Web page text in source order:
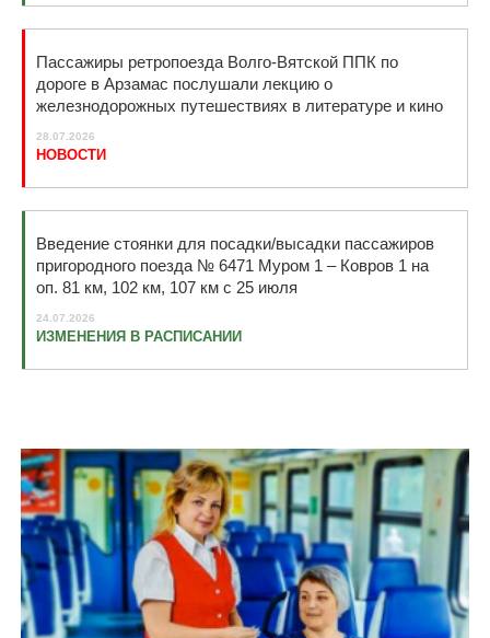
Пассажиры ретропоезда Волго-Вятской ППК по
дороге в Арзамас послушали лекцию о
железнодорожных путешествиях в литературе и кино
28.07.2026
НОВОСТИ
Введение стоянки для посадки/высадки пассажиров
пригородного поезда № 6471 Муром 1 – Ковров 1 на
оп. 81 км, 102 км, 107 км с 25 июля
24.07.2026
ИЗМЕНЕНИЯ В РАСПИСАНИИ